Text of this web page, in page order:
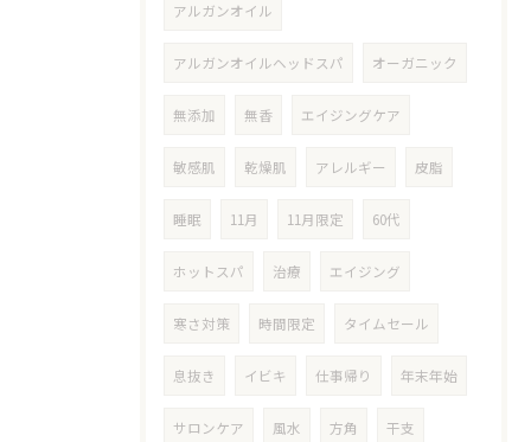
アルガンオイル
アルガンオイルヘッドスパ オーガニック
無添加 無香 エイジングケア
敏感肌 乾燥肌 アレルギー 皮脂
睡眠 11月 11月限定 60代
ホットスパ 治療 エイジング
寒さ対策 時間限定 タイムセール
息抜き イビキ 仕事帰り 年末年始
サロンケア 風水 方角 干支